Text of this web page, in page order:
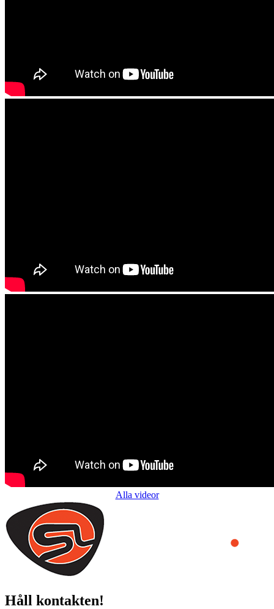
Alla videor
Håll kontakten!